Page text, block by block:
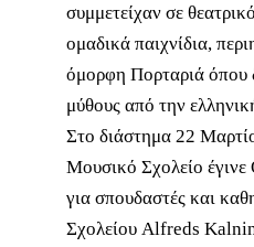
συμμετείχαν σε
ομαδικά παιχνίδια,
όμορφη Πορταριά όπου
μύθους από την
Στο διάστημα 22
Μουσικό Σχολείο
για σπουδαστές και
Σχολείου Alfreds